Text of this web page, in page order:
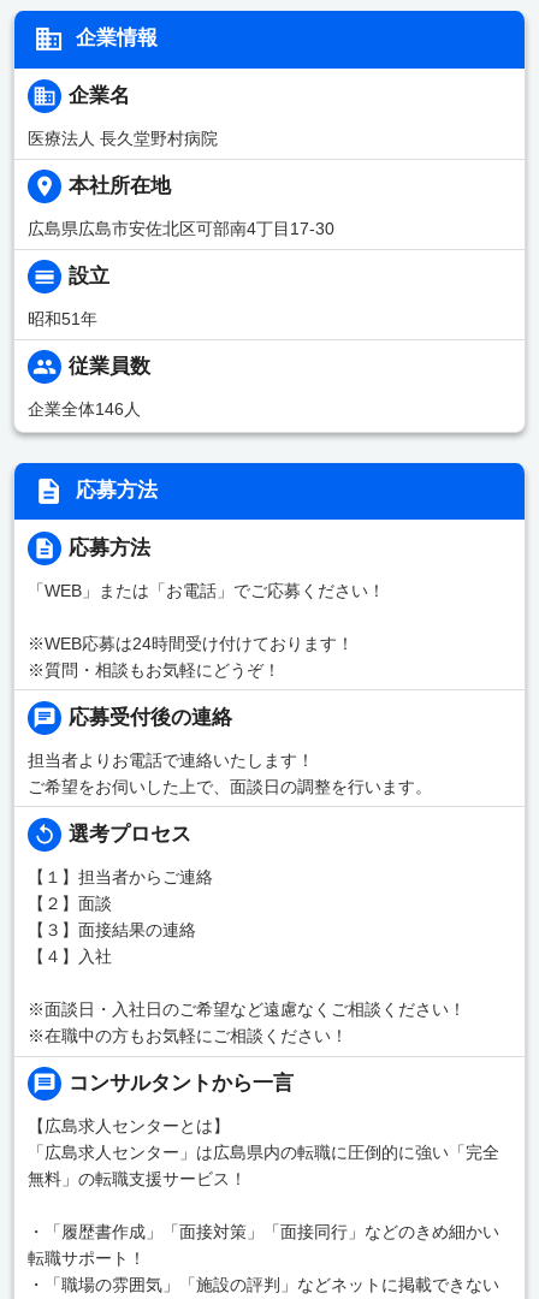
企業情報
企業名
医療法人 長久堂野村病院
本社所在地
広島県広島市安佐北区可部南4丁目17-30
設立
昭和51年
従業員数
企業全体146人
応募方法
応募方法
「WEB」または「お電話」でご応募ください！
※WEB応募は24時間受け付けております！
※質問・相談もお気軽にどうぞ！
応募受付後の連絡
担当者よりお電話で連絡いたします！
ご希望をお伺いした上で、面談日の調整を行います。
選考プロセス
【１】担当者からご連絡
【２】面談
【３】面接結果の連絡
【４】入社
※面談日・入社日のご希望など遠慮なくご相談ください！
※在職中の方もお気軽にご相談ください！
コンサルタントから一言
【広島求人センターとは】
「広島求人センター」は広島県内の転職に圧倒的に強い「完全
無料」の転職支援サービス！
・「履歴書作成」「面接対策」「面接同行」などのきめ細かい
転職サポート！
・「職場の雰囲気」「施設の評判」などネットに掲載できない